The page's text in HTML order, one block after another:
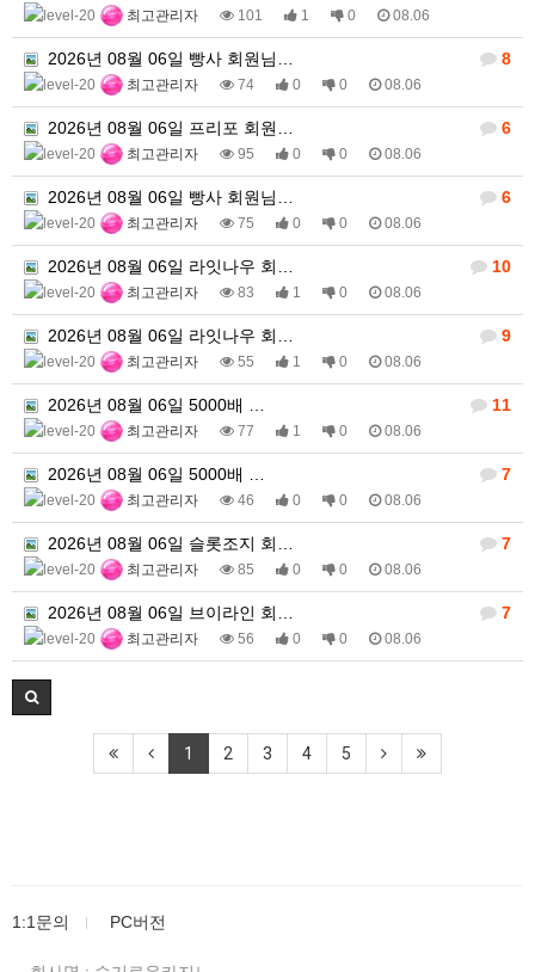
최고관리자 101 1 0 08.06
8
2026년 08월 06일 빵사 회원님…
최고관리자 74 0 0 08.06
6
2026년 08월 06일 프리포 회원…
최고관리자 95 0 0 08.06
6
2026년 08월 06일 빵사 회원님…
최고관리자 75 0 0 08.06
10
2026년 08월 06일 라잇나우 회…
최고관리자 83 1 0 08.06
9
2026년 08월 06일 라잇나우 회…
최고관리자 55 1 0 08.06
11
2026년 08월 06일 5000배 …
최고관리자 77 1 0 08.06
7
2026년 08월 06일 5000배 …
최고관리자 46 0 0 08.06
7
2026년 08월 06일 슬롯조지 회…
최고관리자 85 0 0 08.06
7
2026년 08월 06일 브이라인 회…
최고관리자 56 0 0 08.06
1 2 3 4 5
1:1문의 PC버전